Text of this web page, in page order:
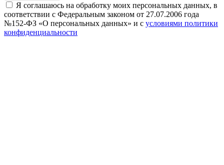
Я соглашаюсь на обработку моих персональных данных, в
соответствии с Федеральным законом от 27.07.2006 года
№152-ФЗ «О персональных данных» и с условиями политики
конфиденциальности